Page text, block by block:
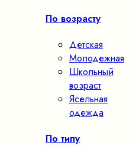
По возрасту
Детская
Молодежная
Школьный
возраст
Ясельная
одежда
По типу